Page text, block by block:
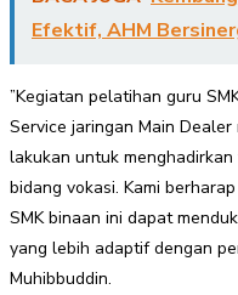
Efektif, AHM
”Kegiatan pelatihan guru
Service jaringan Main
lakukan untuk
bidang vokasi. Kami
SMK binaan ini dapat
yang lebih adaptif dengan
Muhibbuddin.